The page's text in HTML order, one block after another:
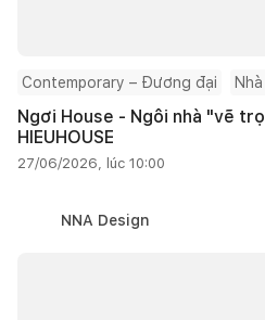
Contemporary – Đương đại
Ngơi House - Ngôi nhà "vẽ
HIEUHOUSE
27/06/2026, lúc 10:00
NNA Design